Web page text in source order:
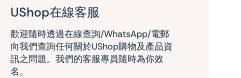
UShop在線客服
歡迎隨時透過在線查詢/WhatsApp/電郵
向我們查詢任何關於UShop購物及產品資
訊之問題。我們的客服專員隨時為你效
名。